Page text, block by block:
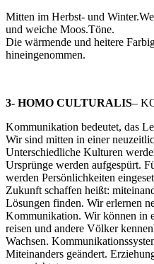
Mitten im Herbst- und
und weiche Moos.Töne.
Die wärmende und heitere
hineingenommen.
3- HOMO CULTURALIS–
Kommunikation bedeutet, das
Wir sind mitten in einer
Unterschiedliche Kulturen
Ursprünge werden aufgespürt.
werden Persönlichkeiten
Zukunft schaffen heißt:
Lösungen finden. Wir erlernen
Kommunikation. Wir können in
reisen und andere Völker
Wachsen.
Miteinanders geändert.